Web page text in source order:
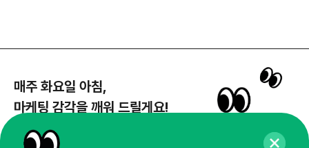
매주 화요일 아침,
마케팅 감각을 깨워 드릴게요!
뉴스레터 구독하기